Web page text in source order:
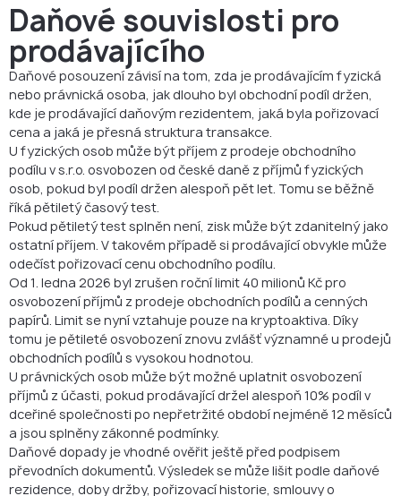
Daňové souvislosti pro
prodávajícího
Daňové posouzení závisí na tom, zda je prodávajícím fyzická
nebo právnická osoba, jak dlouho byl obchodní podíl držen,
kde je prodávající daňovým rezidentem, jaká byla pořizovací
cena a jaká je přesná struktura transakce.
U fyzických osob může být příjem z prodeje obchodního
podílu v s.r.o. osvobozen od české daně z příjmů fyzických
osob, pokud byl podíl držen alespoň pět let. Tomu se běžně
říká pětiletý časový test.
Pokud pětiletý test splněn není, zisk může být zdanitelný jako
ostatní příjem. V takovém případě si prodávající obvykle může
odečíst pořizovací cenu obchodního podílu.
Od 1. ledna 2026 byl zrušen roční limit 40 milionů Kč pro
osvobození příjmů z prodeje obchodních podílů a cenných
papírů. Limit se nyní vztahuje pouze na kryptoaktiva. Díky
tomu je pětileté osvobození znovu zvlášť významné u prodejů
obchodních podílů s vysokou hodnotou.
U právnických osob může být možné uplatnit osvobození
příjmů z účasti, pokud prodávající držel alespoň 10% podíl v
dceřiné společnosti po nepřetržité období nejméně 12 měsíců
a jsou splněny zákonné podmínky.
Daňové dopady je vhodné ověřit ještě před podpisem
převodních dokumentů. Výsledek se může lišit podle daňové
rezidence, doby držby, pořizovací historie, smlouvy o